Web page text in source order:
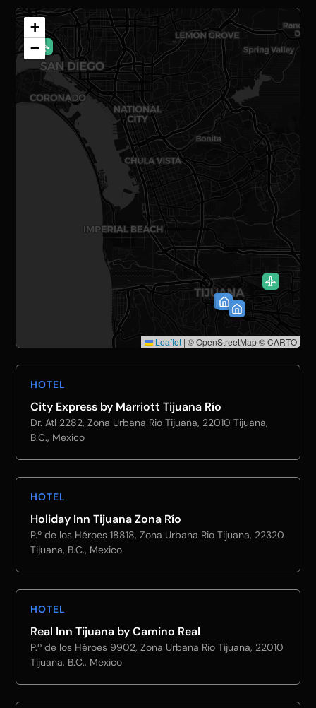
+
−
Leaflet | © OpenStreetMap © CARTO
HOTEL
City Express by Marriott Tijuana Río
Dr. Atl 2282, Zona Urbana Rio Tijuana, 22010 Tijuana,
B.C., Mexico
HOTEL
Holiday Inn Tijuana Zona Río
P.º de los Héroes 18818, Zona Urbana Rio Tijuana, 22320
Tijuana, B.C., Mexico
HOTEL
Real Inn Tijuana by Camino Real
P.º de los Héroes 9902, Zona Urbana Rio Tijuana, 22010
Tijuana, B.C., Mexico